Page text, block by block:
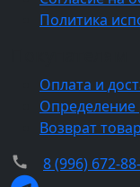
Политика
Оплата и
Определение
Возврат
8 (996) 672-